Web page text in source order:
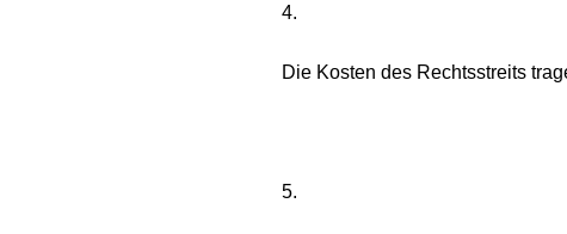
4.
Die Kosten des Rechtsstreits
5.